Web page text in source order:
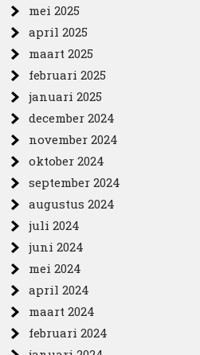
mei 2025
april 2025
maart 2025
februari 2025
januari 2025
december 2024
november 2024
oktober 2024
september 2024
augustus 2024
juli 2024
juni 2024
mei 2024
april 2024
maart 2024
februari 2024